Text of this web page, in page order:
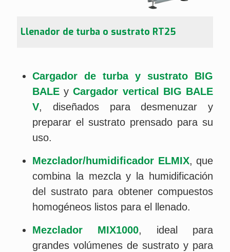
Llenador de turba o sustrato RT25
Cargador de turba y sustrato BIG
BALE yCargador vertical BIG BALE
V, diseñados para desmenuzar y
preparar el sustrato prensado para su
uso.
Mezclador/humidificador ELMIX, que
combina la mezcla y la humidificación
del sustrato para obtener compuestos
homogéneos listos para el llenado.
Mezclador MIX1000, ideal para
grandes volúmenes de sustrato y para